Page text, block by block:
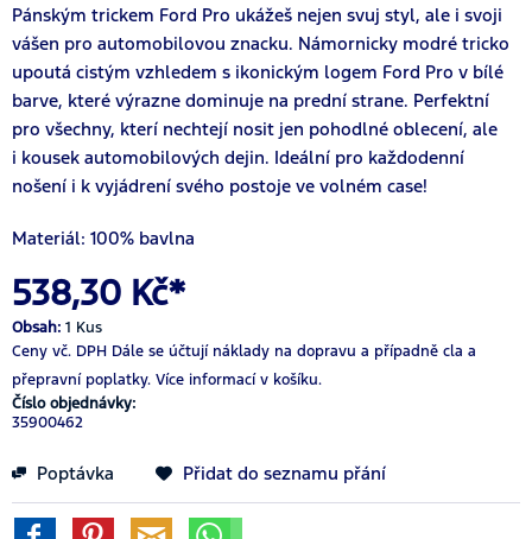
Pánským trickem Ford Pro ukážeš nejen svuj styl, ale i svoji
vášen pro automobilovou znacku. Námornicky modré tricko
upoutá cistým vzhledem s ikonickým logem Ford Pro v bílé
barve, které výrazne dominuje na prední strane. Perfektní
pro všechny, kterí nechtejí nosit jen pohodlné oblecení, ale
i kousek automobilových dejin. Ideální pro každodenní
nošení i k vyjádrení svého postoje ve volném case!
Materiál: 100% bavlna
538,30 Kč*
Obsah: 1 Kus
Ceny vč. DPH Dále se účtují náklady na dopravu a případně cla a
přepravní poplatky. Více informací v košíku.
Číslo objednávky:
35900462
Poptávka Přidat do seznamu přání